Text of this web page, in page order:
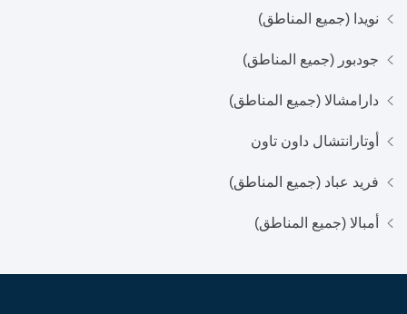
نويدا (جميع المناطق)
جودبور (جميع المناطق)
دارامشالا (جميع المناطق)
أوتارانتشال داون تاون
فريد عباد (جميع المناطق)
أمبالا (جميع المناطق)